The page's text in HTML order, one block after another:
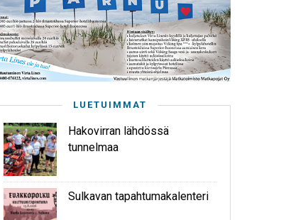
LUETUIMMAT
Hakovirran lähdössä
tunnelmaa
Sulkavan tapahtumakalenteri